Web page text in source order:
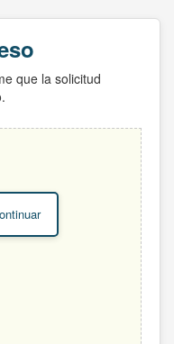
que la solicitud